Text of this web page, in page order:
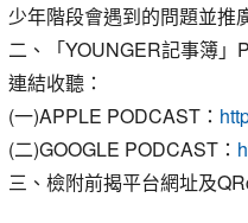
少年階段會遇到的問題並推
二、「YOUNGER記事簿
連結收聽：
(一)APPLE PODCAST：
(二)GOOGLE PODCAST：
三、檢附前揭平台網址及